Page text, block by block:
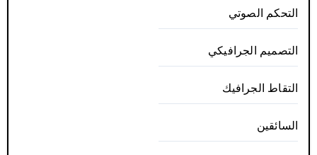
التحكم الصوتي
التصميم الجرافيكي
التقاط الجرافيك
السائقين